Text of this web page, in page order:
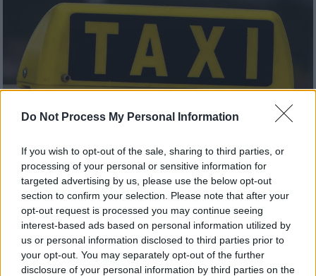
Do Not Process My Personal Information
If you wish to opt-out of the sale, sharing to third parties, or
processing of your personal or sensitive information for
targeted advertising by us, please use the below opt-out
section to confirm your selection. Please note that after your
opt-out request is processed you may continue seeing
interest-based ads based on personal information utilized by
us or personal information disclosed to third parties prior to
your opt-out. You may separately opt-out of the further
disclosure of your personal information by third parties on the
Ελλάδα|20.05.2026 13:12
Συνελήφθη οδηγός ταξί που χρέωσε
τουρίστες 45 ευρώ για τη διαδρομή
Μοναστηράκι-Πειραιά
Ο εν λόγω οδηγός δεν είχε θέσει σε
λειτουργία ούτε το ταξίμετρο